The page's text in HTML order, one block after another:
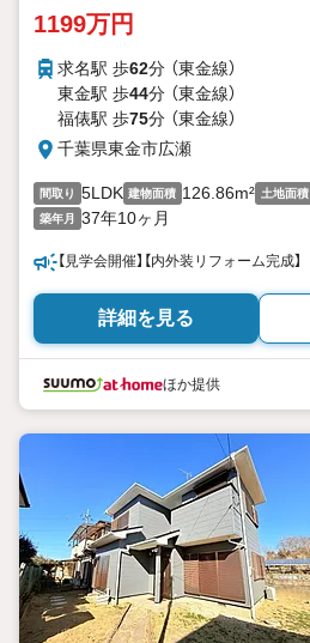
1199万円
求名駅 歩62分 （東金線）
東金駅 歩44分 （東金線）
福俵駅 歩75分 （東金線）
千葉県東金市広瀬
間取り 5LDK 建物面積 126.86m² 土地面積
築年月 37年10ヶ月
【見学会開催】【内外装リフォーム完成】
詳細を見る
ほか提供